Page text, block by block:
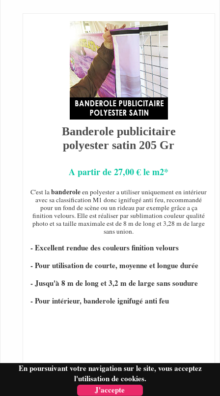
En poursuivant votre navigation sur le site, vous acceptez
l'utilisation de cookies.
J'accepte
Banderole publicitaire
polyester satin 205 Gr
A partir de 27,00 € le m2*
C'est labanderoleen polyester a utiliser uniquement en intérieur
avec sa classification M1 donc ignifugé anti feu, recommandé
pour un fond de scène ou un rideau par exemple grâce a ça
finition velours. Elle est réaliser par sublimation couleur qualité
photo et sa taille maximale est de 8 m de long et 3,28 m de large
sans union.
- Excellent rendue des couleurs finition velours
- Pour utilisation de courte, moyenne et longue durée
- Jusqu'à 8 m de long et 3,2 m de large sans soudure
- Pour intérieur, banderole ignifugé anti feu